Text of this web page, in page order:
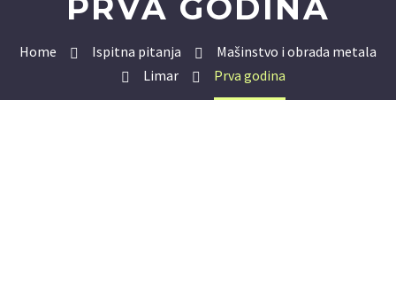
PRVA GODINA
Home Ispitna pitanja
Mašinstvo i obrada metala
Limar
Prva godina